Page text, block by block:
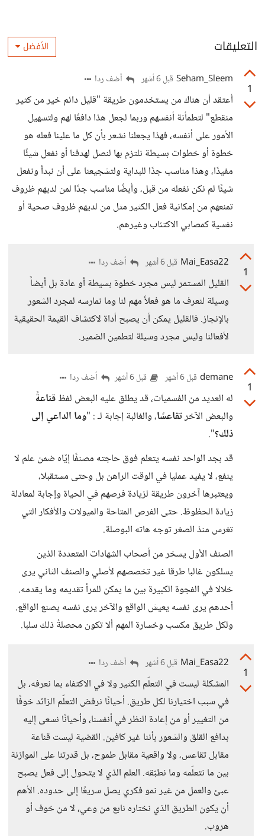
التعليقات الأفضل
1
Seham_Sleem قبل 6 أشهر أضف ردا
أعتقد أن هناك من يستخدمون طريقة "قليل دائم خير من كثير
منقطع" لتطمأنة أنفسهم وربما لجعل هذا دافعًا لهم ولتسهيل
الأمور على أنفسه، فهذا يجعلنا نشعر بأن كل ما علينا فعله هو
خطوة أو خطوات بسيطة نلتزم بها لنصل لهدفنا أو نفعل شيئًا
مفيدًا، وهذا مناسب جدًا للبداية ولتشجيعنا على أن نبدأ ونفعل
شيئًا لم نكن نفعله من قبل، وأيضًا مناسب جدًا لمن لديهم ظروف
تمنعهم من إمكانية فعل الكثير مثل من لديهم ظروف صحية أو
نفسية كمصابي الاكتئاب وغيرهم.
1
Mai_Easa22 قبل 6 أشهر أضف ردا
القليل المستمر ليس مجرد خطوة بسيطة أو عادة بل أيضاً
وسيلة لنعرف ما هو فعلاً مهم لنا وما نمارسه لمجرد الشعور
بالإنجاز. فالقليل يمكن أن يصبح أداة لاكتشاف القيمة الحقيقية
لأفعالنا وليس مجرد وسيلة لتطمين الضمير.
1
demane قبل 6 أشهر قبل 6 أشهر أضف ردا
له العديد من المُسميات، قد يطلق عليه البعض لفظقناعةً
والبعض الآخرتقاعسًا، والغالبة إجابة لـ : "وما الداعي إلى
ذلك؟".
قد بجد الواحد نفسه يتعلم فوق حاجته مصنفًا إيّاه ضمن علم لا
ينفع، لا يفيد عمليا في الوقت الراهن بل وحتى مستقبلا،
ويعتبرها آخرون طريقة لزيادة فرصهم في الحياة وإجابة لمعادلة
زيادة الحظوظ. حتى الفرص المتاحة والميولات والأفكار التي
تغرس منذ الصغر توجه هاته البوصلة.
الصنف الأول يسخر من أصحاب الشهادات المتعددة الذين
يسلكون غالبا طرقا غير تخصصهم لأصلي والصنف الثاني يرى
خلالا في الفجوة الكبيرة بين ما يمكن للمرأ تقديمه وما يقدمه.
أحدهم يرى نفسه يعيش الواقع والآخر يرى نفسه يصنع الواقع.
ولكل طريق مكسب وخسارة المهم ألا تكون محصلةُ ذلك سلبا.
1
Mai_Easa22 قبل 6 أشهر أضف ردا
المشكلة ليست في التعلّم الكثير ولا في الاكتفاء بما نعرفه، بل
في سبب اختيارنا لكل طريق. أحيانًا نرفض التعلّم الزائد خوفًا
من التغيير أو من إعادة النظر في أنفسنا، وأحيانًا نسعى إليه
بدافع القلق والشعور بأننا غير كافين. القضية ليست قناعة
مقابل تقاعس، ولا واقعية مقابل طموح، بل قدرتنا على الموازنة
بين ما نتعلّمه وما نطبّقه. العلم الذي لا يتحول إلى فعل يصبح
عبئ والعمل من غير نمو فكري يصل سريعًا إلى حدوده. الأهم
أن يكون الطريق الذي نختاره نابع من وعي، لا من خوف أو
هروب.